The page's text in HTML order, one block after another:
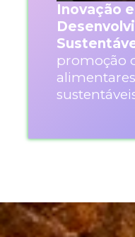
Inovação e
promoção